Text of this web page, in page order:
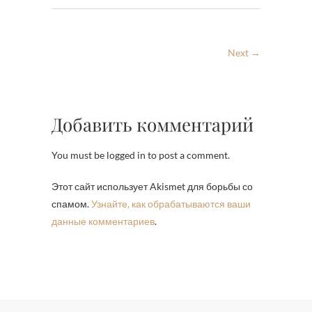
Next →
Добавить комментарий
You must be logged in to post a comment.
Этот сайт использует Akismet для борьбы со
спамом.Узнайте, как обрабатываются ваши
данные комментариев.